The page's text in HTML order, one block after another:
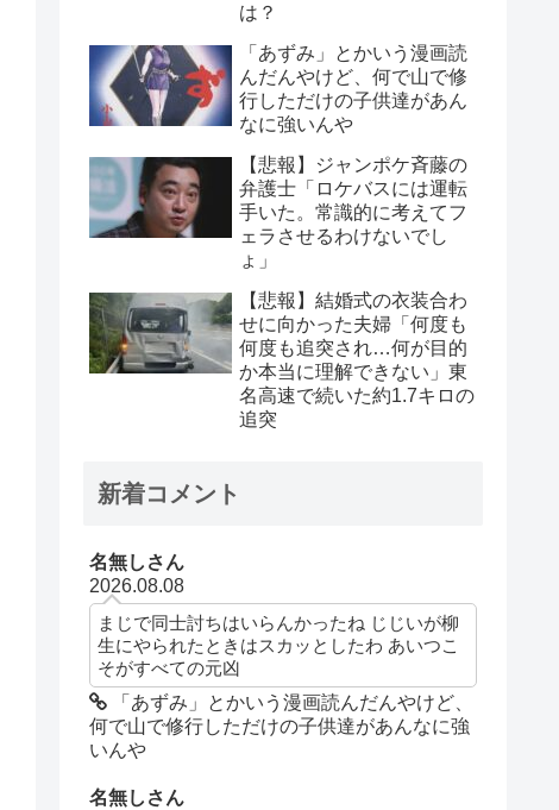
は？
「あずみ」とかいう漫画読
んだんやけど、何で山で修
行しただけの子供達があん
なに強いんや
【悲報】ジャンポケ斉藤の
弁護士「ロケバスには運転
手いた。常識的に考えてフ
ェラさせるわけないでし
ょ」
【悲報】結婚式の衣装合わ
せに向かった夫婦「何度も
何度も追突され…何が目的
か本当に理解できない」東
名高速で続いた約1.7キロの
追突
新着コメント
名無しさん
2026.08.08
まじで同士討ちはいらんかったね じじいが柳
生にやられたときはスカッとしたわ あいつこ
そがすべての元凶
「あずみ」とかいう漫画読んだんやけど、
何で山で修行しただけの子供達があんなに強
いんや
名無しさん